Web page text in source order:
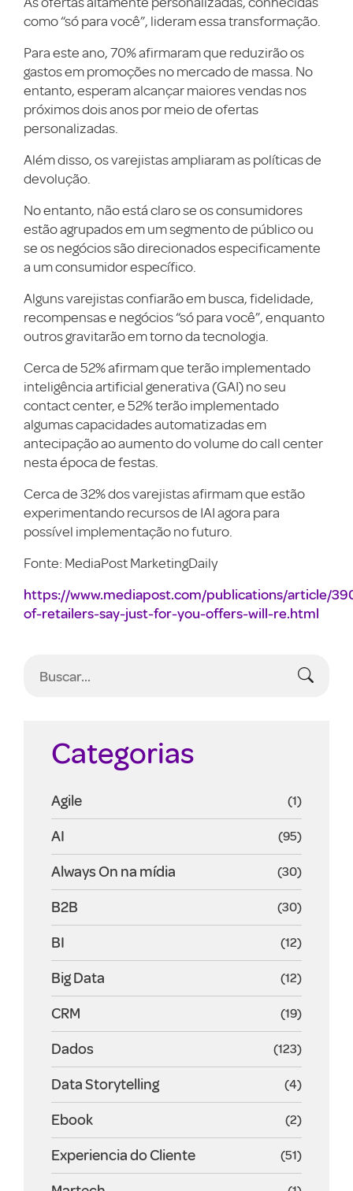
como “só para você”, lideram essa transformação.
Para este ano, 70% afirmaram que reduzirão os
gastos em promoções no mercado de massa. No
entanto, esperam alcançar maiores vendas nos
próximos dois anos por meio de ofertas
personalizadas.
Além disso, os varejistas ampliaram as políticas de
devolução.
No entanto, não está claro se os consumidores
estão agrupados em um segmento de público ou
se os negócios são direcionados especificamente
a um consumidor específico.
Alguns varejistas confiarão em busca, fidelidade,
recompensas e negócios “só para você”, enquanto
outros gravitarão em torno da tecnologia.
Cerca de 52% afirmam que terão implementado
inteligência artificial generativa (GAI) no seu
contact center, e 52% terão implementado
algumas capacidades automatizadas em
antecipação ao aumento do volume do call center
nesta época de festas.
Cerca de 32% dos varejistas afirmam que estão
experimentando recursos de IAI agora para
possível implementação no futuro.
Fonte: MediaPost MarketingDaily
https://www.mediapost.com/publications/article/
of-retailers-say-just-for-you-offers-will-re.html
Categorias
Agile (1)
AI (95)
Always On na mídia (30)
B2B (30)
BI (12)
Big Data (12)
CRM (19)
Dados (123)
Data Storytelling (4)
Ebook (2)
Experiencia do Cliente (51)